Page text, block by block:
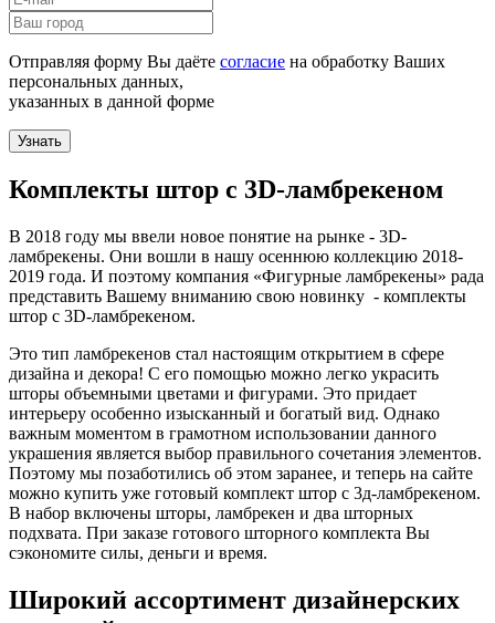
Отправляя форму Вы даёте согласие на обработку Ваших
персональных данных,
указанных в данной форме
Узнать
Комплекты штор с 3D-ламбрекеном
В 2018 году мы ввели новое понятие на рынке - 3D-
ламбрекены. Они вошли в нашу осеннюю коллекцию 2018-
2019 года. И поэтому компания «Фигурные ламбрекены» рада
представить Вашему вниманию свою новинку - комплекты
штор с 3D-ламбрекеном.
Это тип ламбрекенов стал настоящим открытием в сфере
дизайна и декора! С его помощью можно легко украсить
шторы объемными цветами и фигурами. Это придает
интерьеру особенно изысканный и богатый вид. Однако
важным моментом в грамотном использовании данного
украшения является выбор правильного сочетания элементов.
Поэтому мы позаботились об этом заранее, и теперь на сайте
можно купить уже готовый комплект штор с 3д-ламбрекеном.
В набор включены шторы, ламбрекен и два шторных
подхвата. При заказе готового шторного комплекта Вы
сэкономите силы, деньги и время.
Широкий ассортимент дизайнерских